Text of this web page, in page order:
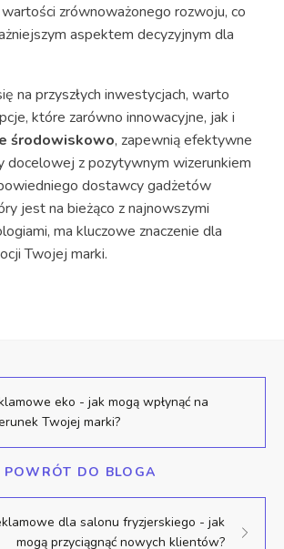
zrównoważonego rozwoju, co
aspektem decyzyjnym dla
na przyszłych inwestycjach, warto
które zarówno innowacyjne, jak i
środowiskowo, zapewnią efektywne
docelowej z pozytywnym wizerunkiem
dostawcy gadżetów
jest na bieżąco z najnowszymi
ma kluczowe znaczenie dla
Twojej marki.
eko - jak mogą wpłynąć na
Twojej marki?
POWRÓT DO BLOGA
dla salonu fryzjerskiego - jak
mogą przyciągnąć nowych klientów?